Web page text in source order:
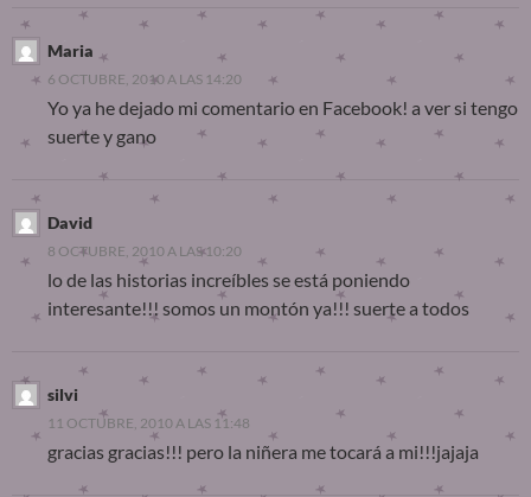
Maria
6 OCTUBRE, 2010 A LAS 14:20
Yo ya he dejado mi comentario en Facebook! a ver si tengo
suerte y gano
David
8 OCTUBRE, 2010 A LAS 10:20
lo de las historias increíbles se está poniendo
interesante!!! somos un montón ya!!! suerte a todos
silvi
11 OCTUBRE, 2010 A LAS 11:48
gracias gracias!!! pero la niñera me tocará a mi!!!jajaja